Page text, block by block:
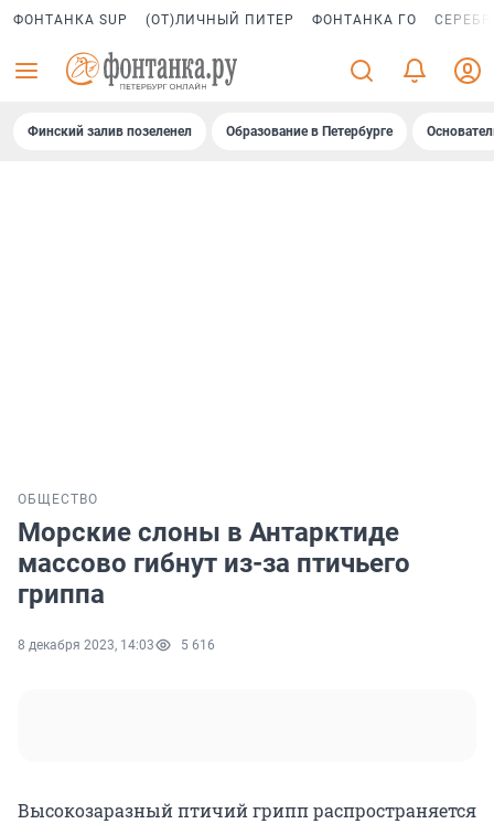
ФОНТАНКА SUP (ОТ)ЛИЧНЫЙ ПИТЕР ФОНТАНКА ГО
Финский залив позеленел Образование в Петербурге
ОБЩЕСТВО
Морские слоны в Антарктиде
массово гибнут из-за птичьего
гриппа
8 декабря 2023, 14:03 5 616
Высокозаразный птичий грипп распространяется